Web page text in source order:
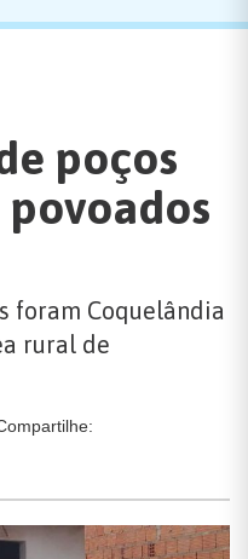
poços
foram Coquelândia
rural de